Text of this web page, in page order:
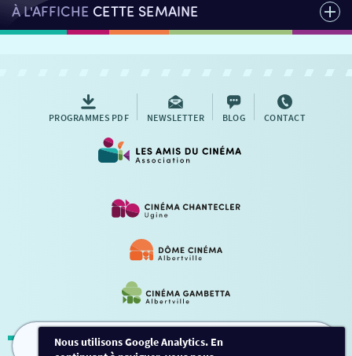
À L'AFFICHE CETTE SEMAINE
PROGRAMMES PDF NEWSLETTER BLOG CONTACT
Nous utilisons Google Analytics. En